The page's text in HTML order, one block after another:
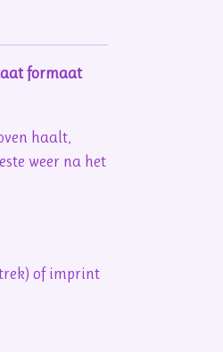
formaat
haalt,
weer na het
of imprint